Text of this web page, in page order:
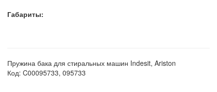
Габариты:
Пружина бака для стиральных машин Indesit, Ariston
Код: C00095733, 095733